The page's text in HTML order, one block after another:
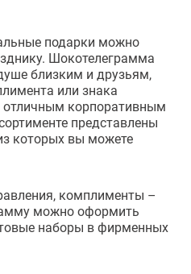
подарки можно
Шокотелеграмма
близким и друзьям,
или знака
корпоративным
представлены
которых вы можете
комплименты –
можно оформить
наборы в фирменных